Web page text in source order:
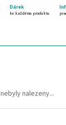
Dárek
ke každému produktu
nebyly nalezeny...